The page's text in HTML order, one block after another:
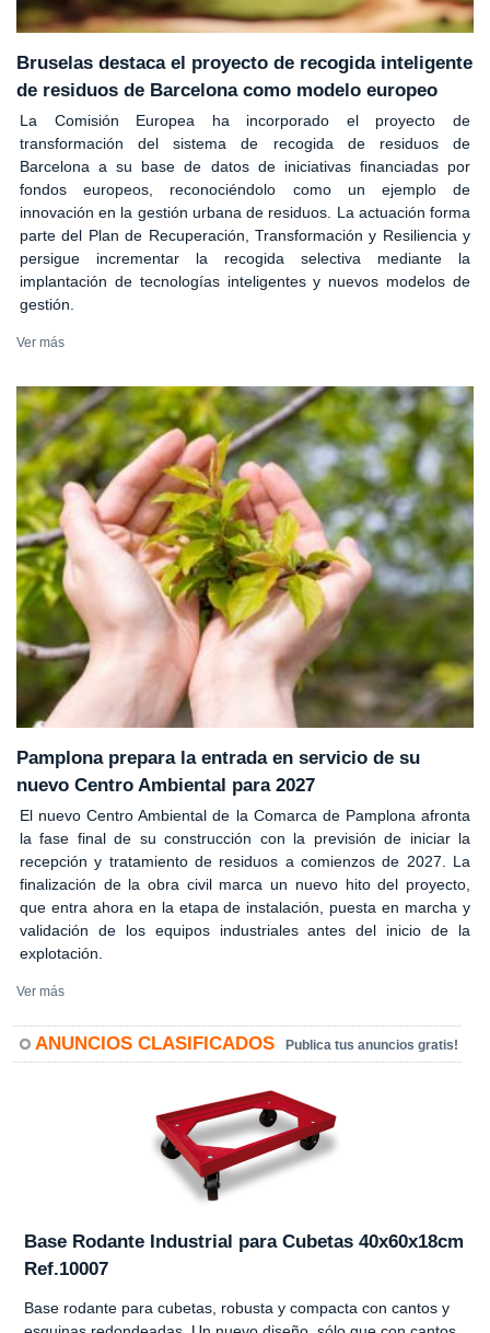
Bruselas destaca el proyecto de recogida inteligente
de residuos de Barcelona como modelo europeo
La Comisión Europea ha incorporado el proyecto de
transformación del sistema de recogida de residuos de
Barcelona a su base de datos de iniciativas financiadas por
fondos europeos, reconociéndolo como un ejemplo de
innovación en la gestión urbana de residuos. La actuación forma
parte del Plan de Recuperación, Transformación y Resiliencia y
persigue incrementar la recogida selectiva mediante la
implantación de tecnologías inteligentes y nuevos modelos de
gestión.
Ver más
Pamplona prepara la entrada en servicio de su
nuevo Centro Ambiental para 2027
El nuevo Centro Ambiental de la Comarca de Pamplona afronta
la fase final de su construcción con la previsión de iniciar la
recepción y tratamiento de residuos a comienzos de 2027. La
finalización de la obra civil marca un nuevo hito del proyecto,
que entra ahora en la etapa de instalación, puesta en marcha y
validación de los equipos industriales antes del inicio de la
explotación.
Ver más
ANUNCIOS CLASIFICADOS Publica tus anuncios gratis!
Base Rodante Industrial para Cubetas 40x60x18cm
Ref.10007
Base rodante para cubetas, robusta y compacta con cantos y